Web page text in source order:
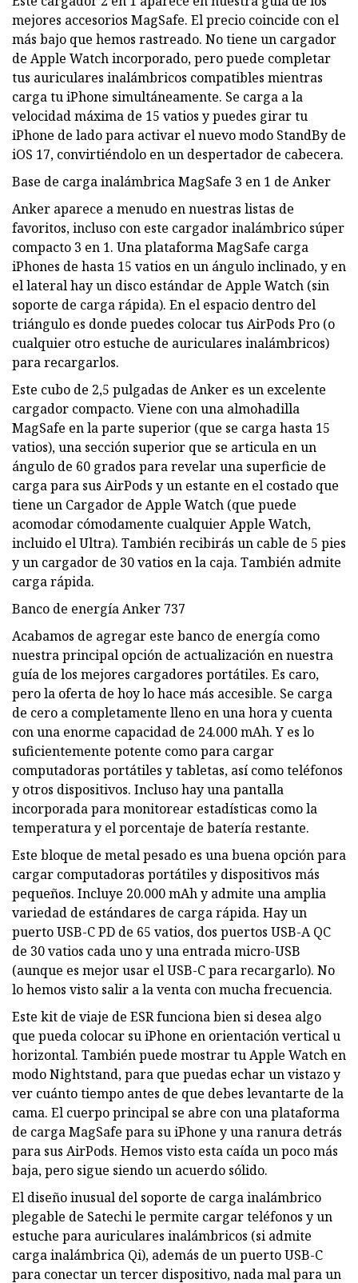
mejores accesorios MagSafe. El precio coincide con el
más bajo que hemos rastreado. No tiene un cargador
de Apple Watch incorporado, pero puede completar
tus auriculares inalámbricos compatibles mientras
carga tu iPhone simultáneamente. Se carga a la
velocidad máxima de 15 vatios y puedes girar tu
iPhone de lado para activar el nuevo modo StandBy de
iOS 17, convirtiéndolo en un despertador de cabecera.
Base de carga inalámbrica MagSafe 3 en 1 de Anker
Anker aparece a menudo en nuestras listas de
favoritos, incluso con este cargador inalámbrico súper
compacto 3 en 1. Una plataforma MagSafe carga
iPhones de hasta 15 vatios en un ángulo inclinado, y en
el lateral hay un disco estándar de Apple Watch (sin
soporte de carga rápida). En el espacio dentro del
triángulo es donde puedes colocar tus AirPods Pro (o
cualquier otro estuche de auriculares inalámbricos)
para recargarlos.
Este cubo de 2,5 pulgadas de Anker es un excelente
cargador compacto. Viene con una almohadilla
MagSafe en la parte superior (que se carga hasta 15
vatios), una sección superior que se articula en un
ángulo de 60 grados para revelar una superficie de
carga para sus AirPods y un estante en el costado que
tiene un Cargador de Apple Watch (que puede
acomodar cómodamente cualquier Apple Watch,
incluido el Ultra). También recibirás un cable de 5 pies
y un cargador de 30 vatios en la caja. También admite
carga rápida.
Banco de energía Anker 737
Acabamos de agregar este banco de energía como
nuestra principal opción de actualización en nuestra
guía de los mejores cargadores portátiles. Es caro,
pero la oferta de hoy lo hace más accesible. Se carga
de cero a completamente lleno en una hora y cuenta
con una enorme capacidad de 24.000 mAh. Y es lo
suficientemente potente como para cargar
computadoras portátiles y tabletas, así como teléfonos
y otros dispositivos. Incluso hay una pantalla
incorporada para monitorear estadísticas como la
temperatura y el porcentaje de batería restante.
Este bloque de metal pesado es una buena opción para
cargar computadoras portátiles y dispositivos más
pequeños. Incluye 20.000 mAh y admite una amplia
variedad de estándares de carga rápida. Hay un
puerto USB-C PD de 65 vatios, dos puertos USB-A QC
de 30 vatios cada uno y una entrada micro-USB
(aunque es mejor usar el USB-C para recargarlo). No
lo hemos visto salir a la venta con mucha frecuencia.
Este kit de viaje de ESR funciona bien si desea algo
que pueda colocar su iPhone en orientación vertical u
horizontal. También puede mostrar tu Apple Watch en
modo Nightstand, para que puedas echar un vistazo y
ver cuánto tiempo antes de que debes levantarte de la
cama. El cuerpo principal se abre con una plataforma
de carga MagSafe para su iPhone y una ranura detrás
para sus AirPods. Hemos visto esta caída un poco más
baja, pero sigue siendo un acuerdo sólido.
El diseño inusual del soporte de carga inalámbrico
plegable de Satechi le permite cargar teléfonos y un
estuche para auriculares inalámbricos (si admite
carga inalámbrica Qi), además de un puerto USB-C
para conectar un tercer dispositivo, nada mal para un